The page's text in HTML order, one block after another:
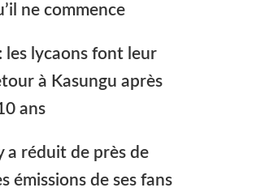
ne commence
les lycaons font leur
à Kasungu après
ans
a réduit de près de
émissions de ses fans